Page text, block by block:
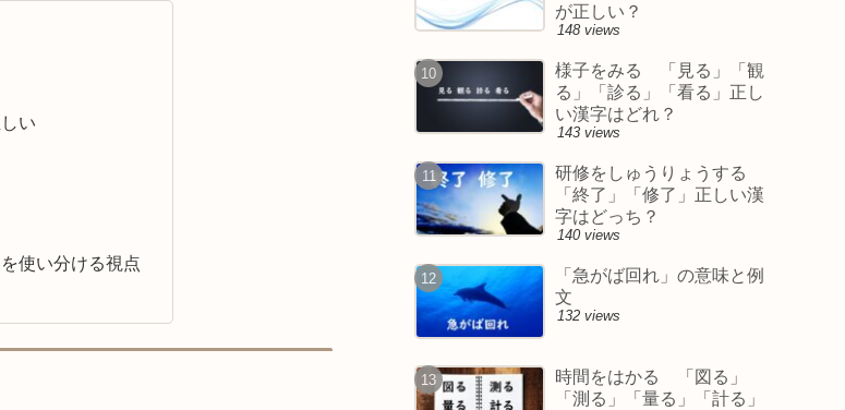
い
使い分ける視点
が正しい？
148 views
様子をみる 「見る」「観
る」「診る」「看る」正し
い漢字はどれ？
143 views
研修をしゅうりょうする
「終了」「修了」正しい漢
字はどっち？
140 views
「急がば回れ」の意味と例
文
132 views
時間をはかる 「図る」
「測る」「量る」「計る」